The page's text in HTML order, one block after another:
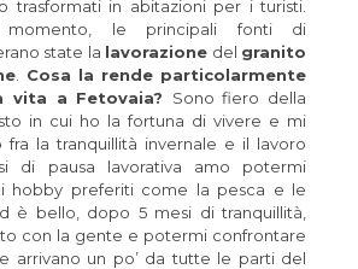
trasformati in abitazioni per i turisti.
le principali fonti di
state la lavorazione del granito
Cosa la rende particolarmente
vita a Fetovaia? Sono fiero della
in cui ho la fortuna di vivere e mi
fra la tranquillità invernale e il lavoro
di pausa lavorativa amo potermi
hobby preferiti come la pesca e le
è bello, dopo 5 mesi di tranquillità,
con la gente e potermi confrontare
arrivano un po’ da tutte le parti del